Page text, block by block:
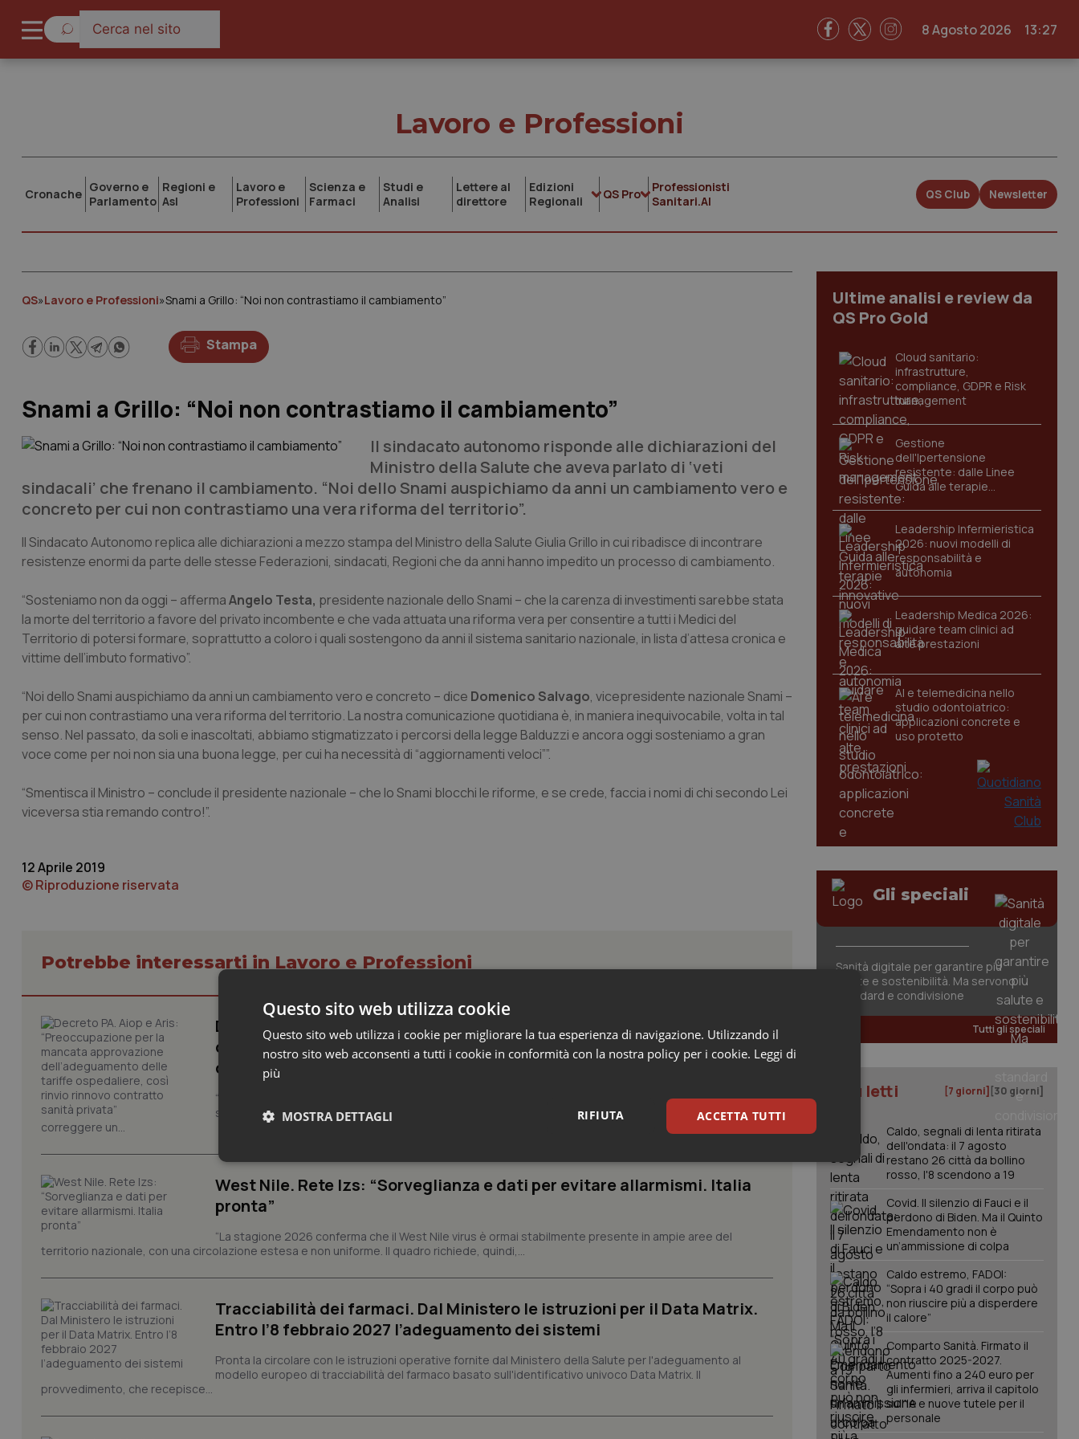
8 Agosto 2026 13:27
Lavoro e Professioni
Cronache Governo e
Parlamento
Regioni e
Asl
Lavoro e
Professioni
Scienza e
Farmaci
Studi e
Analisi
Lettere al
direttore
Edizioni
Regionali
QS Pro
Professionisti
Sanitari.AI
QS Club Newsletter
QS»Lavoro e Professioni»Snami a Grillo: “Noi non contrastiamo il cambiamento”
Stampa
Snami a Grillo: “Noi non contrastiamo il cambiamento”
Il sindacato autonomo risponde alle dichiarazioni del
Ministro della Salute che aveva parlato di ‘veti
sindacali’ che frenano il cambiamento. “Noi dello Snami auspichiamo da anni un cambiamento vero e
concreto per cui non contrastiamo una vera riforma del territorio”.
Il Sindacato Autonomo replica alle dichiarazioni a mezzo stampa del Ministro della Salute Giulia Grillo in cui ribadisce di incontrare
resistenze enormi da parte delle stesse Federazioni, sindacati, Regioni che da anni hanno impedito un processo di cambiamento.
“Sosteniamo non da oggi – affermaAngelo Testa, presidente nazionale dello Snami – che la carenza di investimenti sarebbe stata
la morte del territorio a favore del privato incombente e che vada attuata una riforma vera per consentire a tutti i Medici del
Territorio di potersi formare, soprattutto a coloro i quali sostengono da anni il sistema sanitario nazionale, in lista d’attesa cronica e
vittime dell’imbuto formativo”.
“Noi dello Snami auspichiamo da anni un cambiamento vero e concreto – dice Domenico Salvago, vicepresidente nazionale Snami –
per cui non contrastiamo una vera riforma del territorio. La nostra comunicazione quotidiana è, in maniera inequivocabile, volta in tal
senso. Nel passato, da soli e inascoltati, abbiamo stigmatizzato i percorsi della legge Balduzzi e ancora oggi sosteniamo a gran
voce come per noi non sia una buona legge, per cui ha necessità di “aggiornamenti veloci””.
“Smentisca il Ministro – conclude il presidente nazionale – che lo Snami blocchi le riforme, e se crede, faccia i nomi di chi secondo Lei
viceversa stia remando contro!”.
12 Aprile 2019
© Riproduzione riservata
Potrebbe interessarti in Lavoro e Professioni
Decreto PA. Aiop e Aris: “Preoccupazione per la mancata approvazione
dell’adeguamento delle tariffe ospedaliere, così rinvio rinnovo
contratto sanità privata”
“Nel Decreto PA era prevista una norma che, dopo quattordici anni, interveniva per la prima volta
sull'adeguamento delle tariffe ospedaliere, seppur in modo parziale, riconoscendo la necessità di
correggere un...
West Nile. Rete Izs: “Sorveglianza e dati per evitare allarmismi. Italia
pronta”
“La stagione 2026 conferma che il West Nile virus è ormai stabilmente presente in ampie aree del
territorio nazionale, con una circolazione estesa e non uniforme. Il quadro richiede, quindi,...
Tracciabilità dei farmaci. Dal Ministero le istruzioni per il Data Matrix.
Entro l’8 febbraio 2027 l’adeguamento dei sistemi
Pronta la circolare con le istruzioni operative fornite dal Ministero della Salute per l'adeguamento al
modello europeo di tracciabilità del farmaco basato sull'identificativo univoco Data Matrix. Il
provvedimento, che recepisce...
Ultime analisi e review da
QS Pro Gold
Cloud sanitario:
infrastrutture,
compliance, GDPR e Risk
management
Gestione
dell'Ipertensione
resistente: dalle Linee
Guida alle terapie
innovative
Leadership Infermieristica
2026: nuovi modelli di
responsabilità e
autonomia
Leadership Medica 2026:
guidare team clinici ad
alte prestazioni
AI e telemedicina nello
studio odontoiatrico:
applicazioni concrete e
uso protetto
Gli speciali
Sanità digitale per garantire più
salute e sostenibilità. Ma servono
standard e condivisione
Tutti gli speciali
I più letti [7 giorni] [30 giorni]
Caldo, segnali di lenta ritirata
dell'ondata: il 7 agosto
restano 26 città da bollino
rosso, l'8 scendono a 19
Covid. Il silenzio di Fauci e il
perdono di Biden. Ma il Quinto
Emendamento non è
un’ammissione di colpa
Caldo estremo, FADOI:
“Sopra i 40 gradi il corpo può
non riuscire più a disperdere
il calore”
Comparto Sanità. Firmato il
contratto 2025-2027.
Aumenti fino a 240 euro per
gli infermieri, arriva il capitolo
sull'IA e nuove tutele per il
personale
Questo sito web utilizza cookie
Questo sito web utilizza i cookie per migliorare la tua esperienza di navigazione. Utilizzando il
nostro sito web acconsenti a tutti i cookie in conformità con la nostra policy per i cookie. Leggi di
più
ACCETTA TUTTI
RIFIUTA
MOSTRA DETTAGLI
Necessari Statistici Marketing
Necessari Statistici Marketing
I cookie necessari contribuiscono a rendere fruibile il sito web abilitandone funzionalità di base quali la navigazione sulle pagine
e l'accesso alle aree protette del sito. Il sito web non è in grado di funzionare correttamente senza questi cookie.
Fornitore
VISITOR_PRIVACY_METADATA
YouTube
.youtube.com
5 mesi 4
settimane
Questo cookie viene utilizzato per memorizzare le
scelte di consenso e privacy dell'utente per la loro